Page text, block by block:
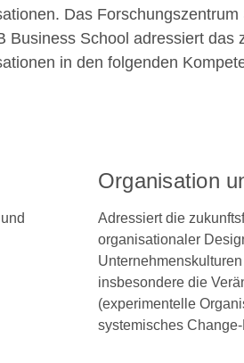
Das
Business School adressiert das
in den folgenden
Organisation
Adressiert die
organisationaler
insbesondere die
(experimentelle
systemisches